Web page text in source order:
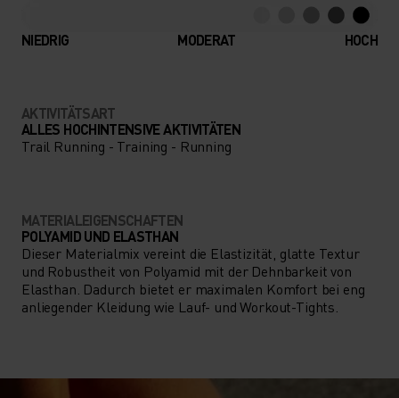
NIEDRIG MODERAT HOCH
AKTIVITÄTSART
ALLES HOCHINTENSIVE AKTIVITÄTEN
Trail Running - Training - Running
MATERIALEIGENSCHAFTEN
POLYAMID UND ELASTHAN
Dieser Materialmix vereint die Elastizität, glatte Textur
und Robustheit von Polyamid mit der Dehnbarkeit von
Elasthan. Dadurch bietet er maximalen Komfort bei eng
anliegender Kleidung wie Lauf- und Workout-Tights.